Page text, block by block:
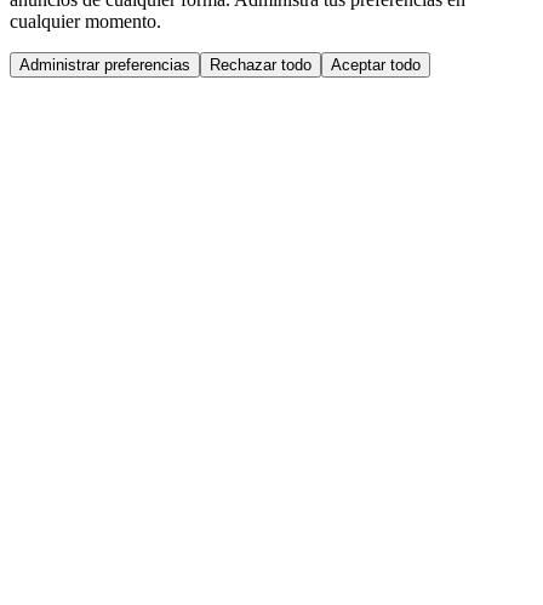
cualquier momento.
Administrar preferencias Rechazar todo Aceptar todo